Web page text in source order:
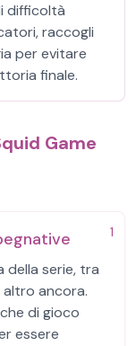
difficoltà
raccogli
per evitare
finale.
Game
1
della serie, tra
altro ancora.
di gioco
essere